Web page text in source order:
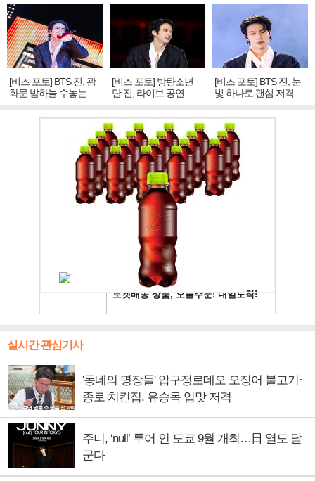
[비즈 포토] BTS 진, 광
화문 밤하늘 수놓는 '비
주얼 킹'의 열창
[비즈 포토] 방탄소년
단 진, 라이브 공연 중
빛나는 독보적 아우라
[비즈 포토] BTS 진, 눈
빛 하나로 팬심 저격…
독보적 카리스마
실시간 관심기사
'동네의 명장들' 압구정로데오 오징어 불고기·
종로 치킨집, 유승목 입맛 저격
주니, ‘null’ 투어 인 도쿄 9월 개최…日 열도 달
군다